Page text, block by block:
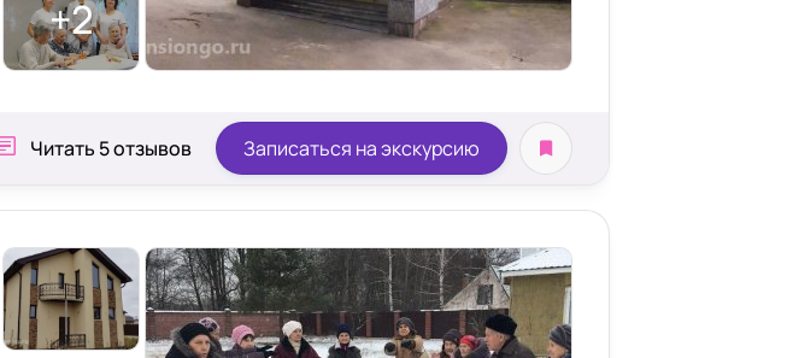
+2
Читать 5 отзывов Записаться на экскурсию